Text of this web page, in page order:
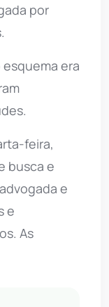
por
era
feira,
busca e
e
e
As